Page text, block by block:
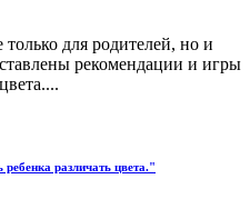
только для родителей, но и
рекомендации и игры
различать цвета."